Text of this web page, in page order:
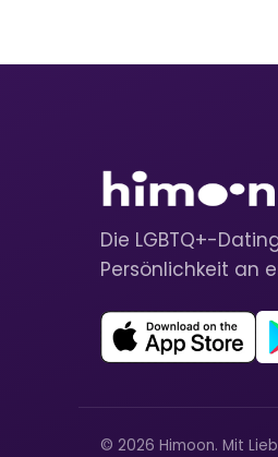
Die LGBTQ+-
Persönlichkeit an
© 2026 Himoon. Mit